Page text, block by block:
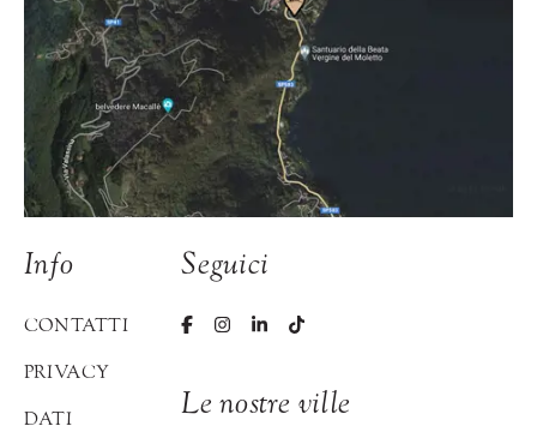
Info
CONTATTI
PRIVACY
DATI
Seguici
Le nostre ville